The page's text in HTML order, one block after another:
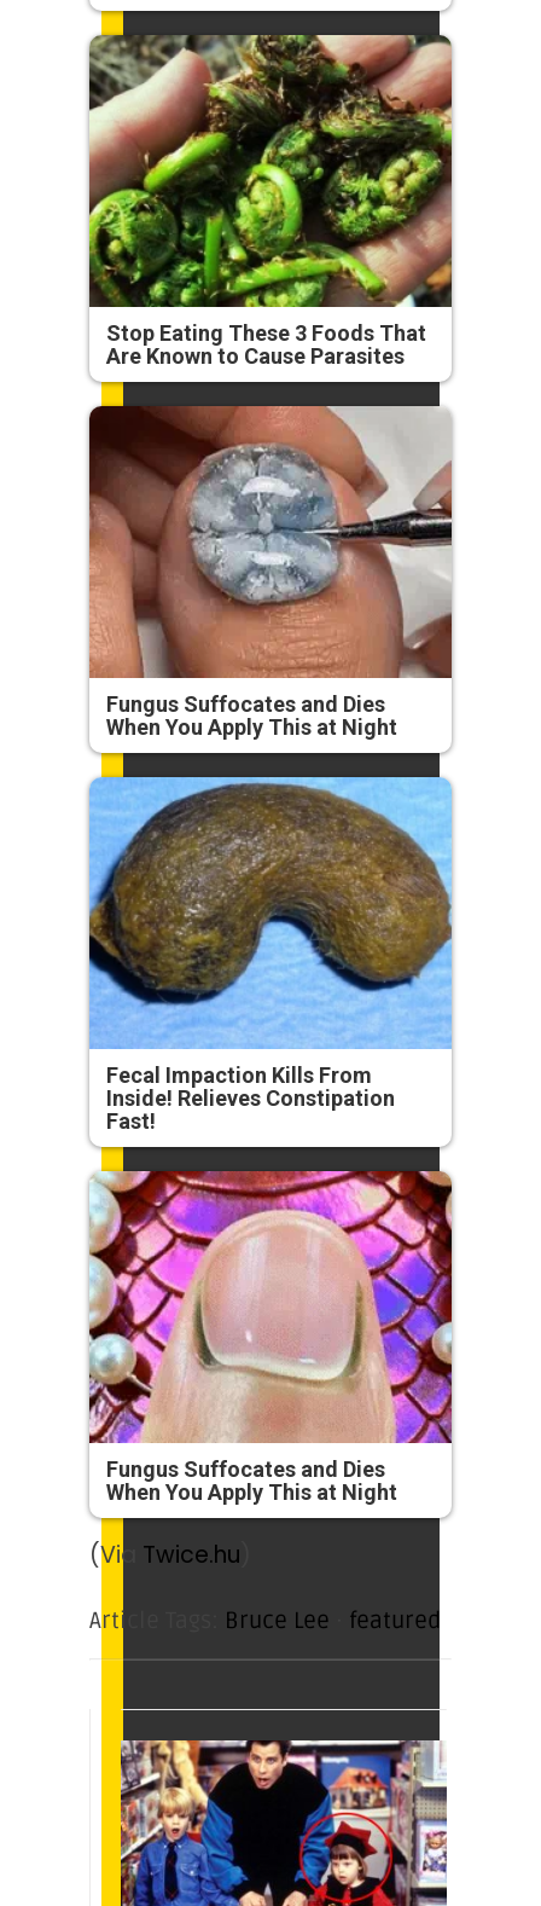
Stop Eating These 3 Foods That
Are Known to Cause Parasites
Fungus Suffocates and Dies
When You Apply This at Night
Fecal Impaction Kills From
Inside! Relieves Constipation
Fast!
Fungus Suffocates and Dies
When You Apply This at Night
(Via Twice.hu
Article Tags: Bruce Lee featured